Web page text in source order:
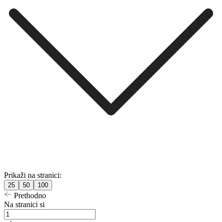
Prikaži na stranici:
25 50 100
Prethodno
Na stranici si